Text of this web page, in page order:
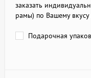
заказать
рамы) по Вашему
Подарочная